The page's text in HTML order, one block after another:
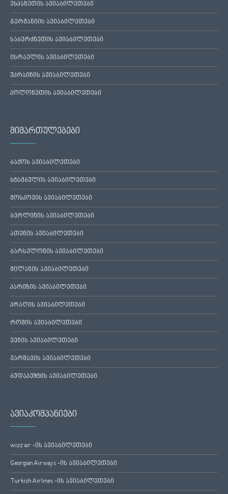
ესპანეთის ავიაბილეთები
გერმანიის ავიაბილეთები
საბერძნეთის ავიაბილეთები
ისრაელის ავიაბილეთები
უკრაინის ავიაბილეთები
პოლონეთის ავიაბილეთები
მიმართულებები
ბაქოს ავიაბილეთები
სტამბულის ავიაბილეთები
მოსკოვის ავიაბილეთები
ბერლინის ავიაბილეთები
ათენის ავიაბილეთები
ბარსელონის ავიაბილეთები
მილანის ავიაბილეთები
პარიზის ავიაბილეთები
პრაღის ავიაბილეთები
რომის ავიაბილეთები
ვენის ავიაბილეთები
ვარშავის ავიაბილეთები
ბუდაპეშტის ავიაბილეთები
ავიაკომპანიები
wizz air -ის ავიაბილეთები
Georgian Airways -ის ავიაბილეთები
Turkish Airlines -ის ავიაბილეთები